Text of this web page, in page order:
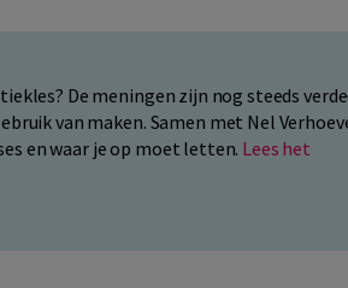
De meningen zijn nog steeds
van maken. Samen met Nel
en waar je op moet letten. Lees het